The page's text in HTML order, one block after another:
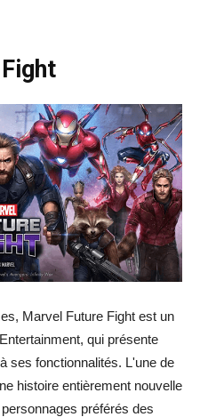
Marvel Future Fight est un
qui présente
ses fonctionnalités. L'une de
histoire entièrement nouvelle
préférés des